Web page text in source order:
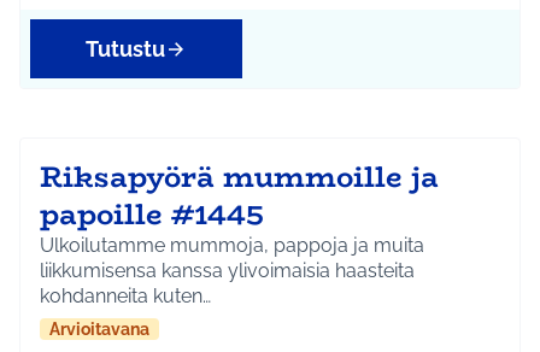
Tutustu
Riksapyörä mummoille ja
papoille #1445
Ulkoilutamme mummoja, pappoja ja muita
liikkumisensa kanssa ylivoimaisia haasteita
kohdanneita kuten…
Arvioitavana